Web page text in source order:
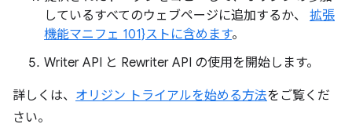
しているすべてのウェブページに追加するか、 拡張
機能マニフェ 101}ストに含めます。
Writer API と Rewriter API の使用を開始します。
詳しくは、 オリジン トライアルを始める方法をご覧くだ
さい。